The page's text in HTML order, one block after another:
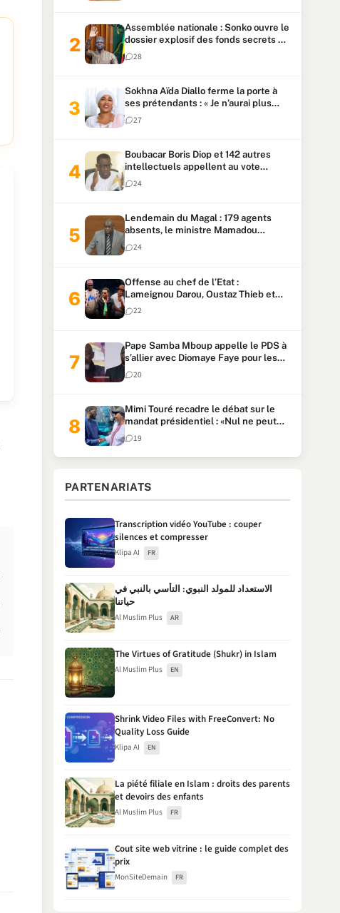
Assemblée nationale : Sonko ouvre le
dossier explosif des fonds secrets et
du patrimoine présidentiel
28
Sokhna Aïda Diallo ferme la porte à
ses prétendants : « Je n’aurai plus
jamais un autre mari »
27
Boubacar Boris Diop et 142 autres
intellectuels appellent au vote
urgent de la révision
constitutionnelle
24
Lendemain du Magal : 179 agents
absents, le ministre Mamadou
Lamine Dianté exige des explications
24
Offense au chef de l’Etat :
Lameignou Darou, Oustaz Thieb et
Ndiaye Touba lourdement
condamnés
22
Pape Samba Mboup appelle le PDS à
s’allier avec Diomaye Faye pour les
locales et tacle Sonko
20
Mimi Touré recadre le débat sur le
mandat présidentiel : «Nul ne peut
faire plus de deux mandats
consécutifs de 5 ans»
19
PARTENARIATS
Transcription vidéo YouTube : couper
silences et compresser
Klipa AI FR
الاستعداد للمولد النبوي: التأسي بالنبي في
حياتنا
Al Muslim Plus AR
The Virtues of Gratitude (Shukr) in Islam
Al Muslim Plus EN
Shrink Video Files with FreeConvert: No
Quality Loss Guide
Klipa AI EN
La piété filiale en Islam : droits des parents
et devoirs des enfants
Al Muslim Plus FR
Cout site web vitrine : le guide complet des
prix
MonSiteDemain FR